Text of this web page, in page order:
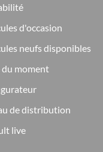
d'occasion
neufs disponibles
du moment
de distribution
live